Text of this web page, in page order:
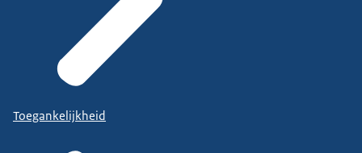
Toegankelijkheid